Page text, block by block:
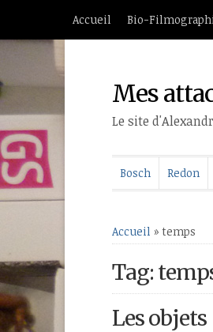
Accueil Bio-
Mes
Le site
Bosch Redon
Accueil »temps
Tag:
Les objets